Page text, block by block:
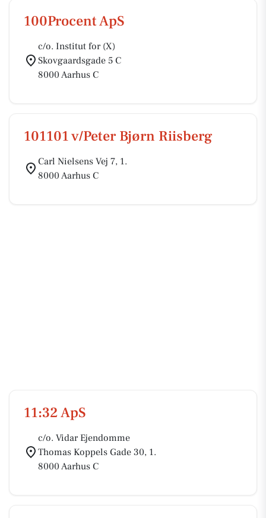
100Procent ApS
c/o. Institut for (X)
Skovgaardsgade 5 C
8000 Aarhus C
101101 v/Peter Bjørn Riisberg
Carl Nielsens Vej 7, 1.
8000 Aarhus C
11:32 ApS
c/o. Vidar Ejendomme
Thomas Koppels Gade 30, 1.
8000 Aarhus C